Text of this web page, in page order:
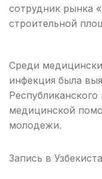
сотрудник рынка
строительной
Среди
инфекция была
медицинской
молодежи.
Запись в